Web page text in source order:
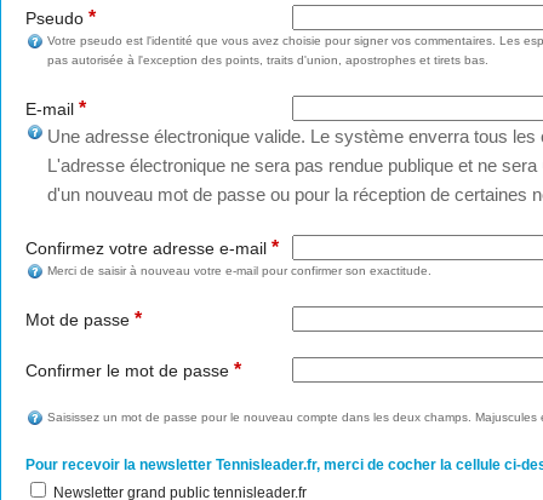
Pseudo *
Votre pseudo est l'identité que vous avez choisie pour signer vos commentaires. Les
pas autorisée à l'exception des points, traits d'union, apostrophes et tirets bas.
E-mail *
Une adresse électronique valide. Le système enverra tous
L'adresse électronique ne sera pas rendue publique et ne
d'un nouveau mot de passe ou pour la réception de certaines
Confirmez votre adresse e-mail *
Merci de saisir à nouveau votre e-mail pour confirmer son exactitude.
Mot de passe *
Confirmer le mot de passe *
Saisissez un mot de passe pour le nouveau compte dans les deux champs. Majuscules
Pour recevoir la newsletter Tennisleader.fr, merci de cocher la cellule ci-
Newsletter grand public tennisleader.fr